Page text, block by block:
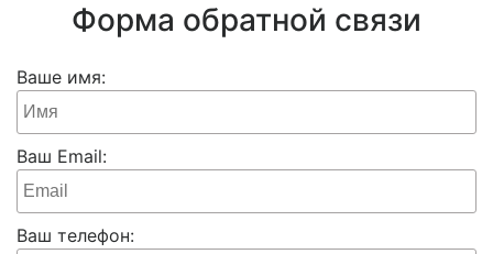
Форма обратной связи
Ваше имя:
Ваш Email:
Ваш телефон: